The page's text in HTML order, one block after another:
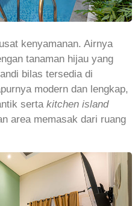
kenyamanan. Airnya
tanaman hijau yang
bilas tersedia di
modern dan lengkap,
serta kitchen island
area memasak dari ruang